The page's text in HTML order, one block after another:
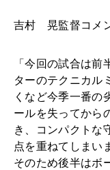
吉村 晃監督コメ
「今回の試合は
ターのテクニカル
くなど今季一番の
ールを失ってから
き、コンパクトな
点を重ねてしまい
そのため後半はボ